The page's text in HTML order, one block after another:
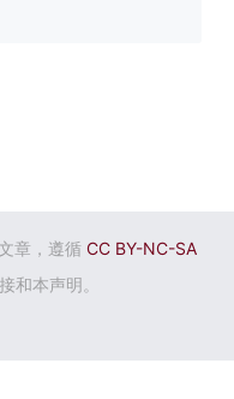
章，遵循 CC BY-NC-SA
和本声明。